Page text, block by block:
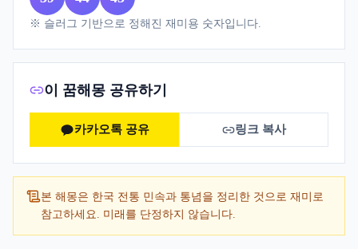
※ 슬러그 기반으로 정해진 재미용 숫자입니다.
이 꿈해몽 공유하기
카카오톡 공유 링크 복사
본 해몽은 한국 전통 민속과 통념을 정리한 것으로 재미로
참고하세요. 미래를 단정하지 않습니다.